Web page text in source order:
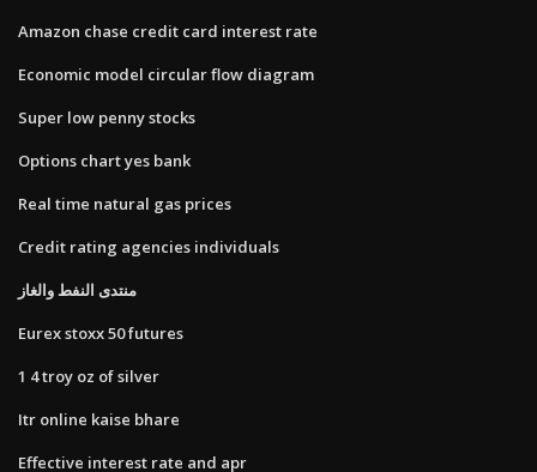
Amazon chase credit card interest rate
Economic model circular flow diagram
Super low penny stocks
Options chart yes bank
Real time natural gas prices
Credit rating agencies individuals
منتدى النفط والغاز
Eurex stoxx 50 futures
1 4 troy oz of silver
Itr online kaise bhare
Effective interest rate and apr